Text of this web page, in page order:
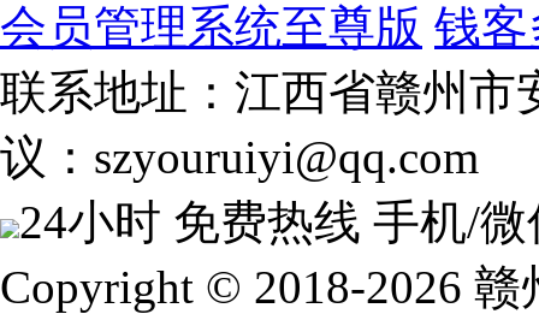
会员管理系统至尊版 钱
联系地址：江西省赣州市
议：szyouruiyi@qq.com
24小时 免费热线 手机/微
Copyright © 2018-2026